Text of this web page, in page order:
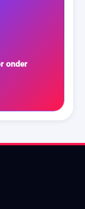
onder